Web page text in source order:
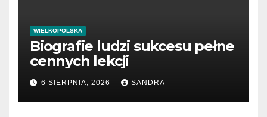
WIELKOPOLSKA
Biografie ludzi sukcesu pełne
cennych lekcji
6 SIERPNIA, 2026 SANDRA